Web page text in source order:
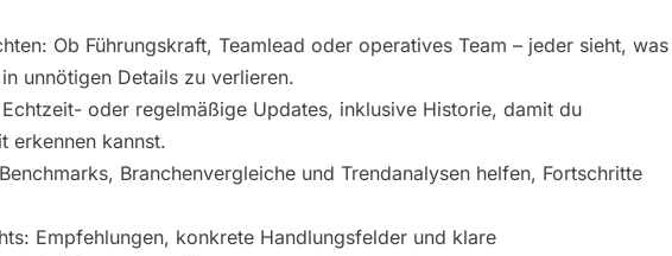
Ob Führungskraft, Teamlead oder operatives Team – jeder sieht, was
unnötigen Details zu verlieren.
oder regelmäßige Updates, inklusive Historie, damit du
erkennen kannst.
Branchenvergleiche und Trendanalysen helfen, Fortschritte
Empfehlungen, konkrete Handlungsfelder und klare